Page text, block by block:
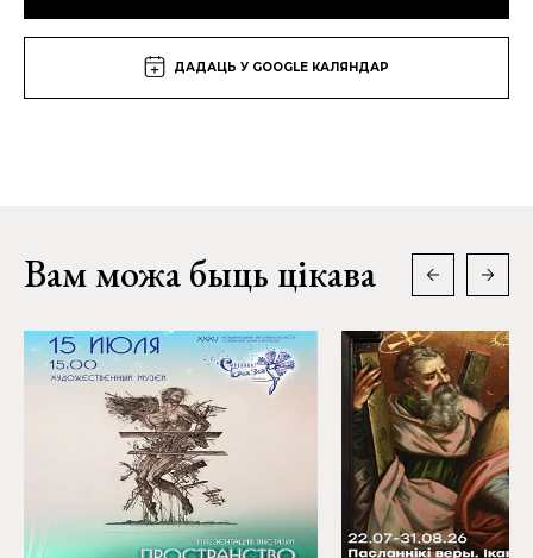
ДАДАЦЬ У GOOGLE КАЛЯНДАР
Вам можа быць цікава